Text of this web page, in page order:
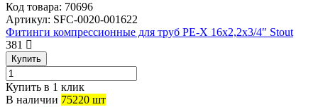
Код товара: 70696
Артикул: SFC-0020-001622
Фитинги компрессионные для труб PE-X 16х2,2х3/4″ Stout
381
Купить
Купить в 1 клик
В наличии 75220 шт